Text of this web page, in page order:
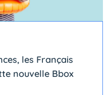
les Français
nouvelle Bbox